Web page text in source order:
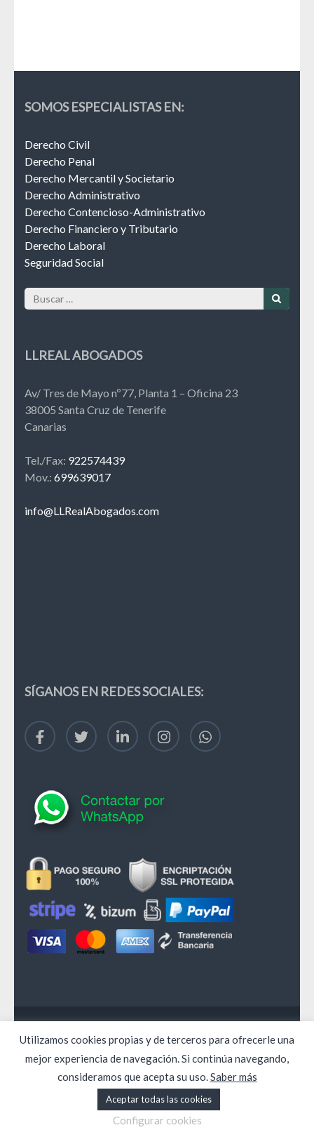
SOMOS ESPECIALISTAS EN:
Derecho Civil
Derecho Penal
Derecho Mercantil y Societario
Derecho Administrativo
Derecho Contencioso-Administrativo
Derecho Financiero y Tributario
Derecho Laboral
Seguridad Social
Buscar:
LLREAL ABOGADOS
Av/ Tres de Mayo nº77, Planta 1 – Oficina 23
38005 Santa Cruz de Tenerife
Canarias
Tel./Fax: 922574439
Mov.: 699639017
info@LLRealAbogados.com
SÍGANOS EN REDES SOCIALES:
© Copyright 2026LLReal Abogados
Aviso legal
Política de Privacidad
Cookies
Condiciones de Venta
Utilizamos cookies propias y de terceros para ofrecerle una
mejor experiencia de navegación. Si continúa navegando,
consideramos que acepta su uso.Saber más
Aceptar todas las cookies
Configurar cookies